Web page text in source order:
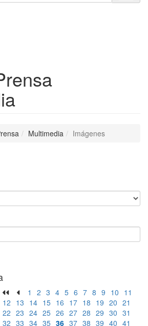
Multimedia Imágenes
1 2 3 4 5 6 7 8 9 10 11
12 13 14 15 16 17 18 19 20 21
22 23 24 25 26 27 28 29 30 31
32 33 34 35 36 37 38 39 40 41